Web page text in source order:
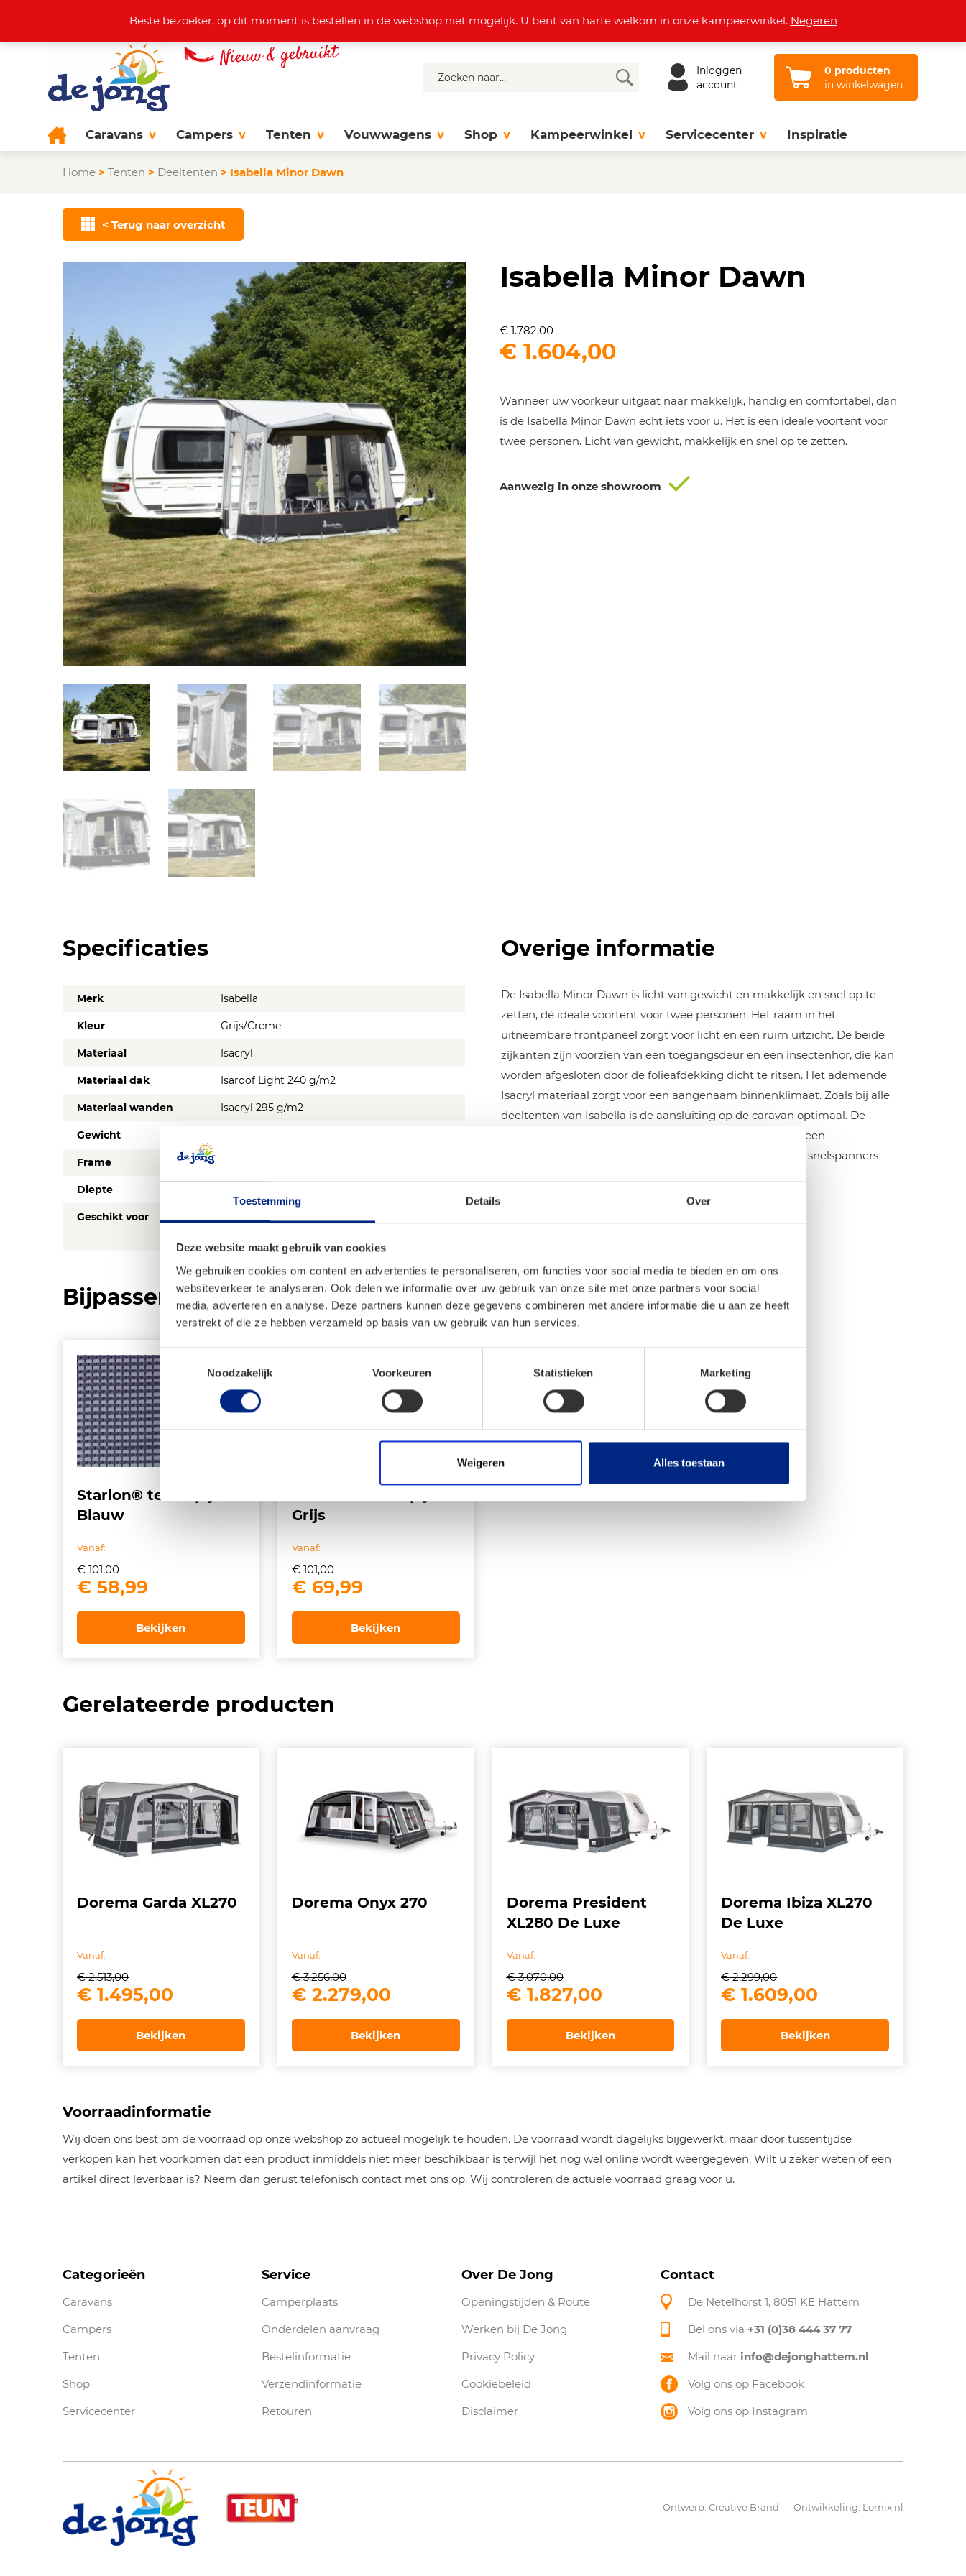
Toestemming Details Over
Deze website maakt gebruik van cookies
We gebruiken cookies om content en advertenties te personaliseren, om functies voor social media te bieden en om ons
websiteverkeer te analyseren. Ook delen we informatie over uw gebruik van onze site met onze partners voor social
media, adverteren en analyse. Deze partners kunnen deze gegevens combineren met andere informatie die u aan ze heeft
verstrekt of die ze hebben verzameld op basis van uw gebruik van hun services.
Toestemmingsselectie
Noodzakelijk
Voorkeuren Statistieken Marketing
Weigeren Alles toestaan
Actuele aanbod +31 (0)38 444 37 77 info@dejonghattem.nl Openingstijden Vacatures
Inloggen
account
0 producten
in winkelwagen
Caravans Campers Tenten Vouwwagens Shop Kampeerwinkel Servicecenter Inspiratie
Home > Tenten > Deeltenten > Isabella Minor Dawn
< Terug naar overzicht
Isabella Minor Dawn
€1.782,00
Oorspronkelijke
was:
€ 1.782,00.
€ 1.604,00Huidige
is:
€ 1.604,00.
Wanneer uw voorkeur uitgaat naar makkelijk, handig en comfortabel, dan
is de Isabella Minor Dawn echt iets voor u. Het is een ideale voortent voor
twee personen. Licht van gewicht, makkelijk en snel op te zetten.
Aanwezig in onze showroom
Specificaties
Merk Isabella
Kleur Grijs/Creme
Materiaal Isacryl
Materiaal dak Isaroof Light 240 g/m2
Materiaal wanden Isacryl 295 g/m2
Gewicht
Frame
Diepte
Geschikt voor
Overige informatie
De Isabella Minor Dawn is licht van gewicht en makkelijk en snel op te
zetten, dé ideale voortent voor twee personen. Het raam in het
uitneembare frontpaneel zorgt voor licht en een ruim uitzicht. De beide
zijkanten zijn voorzien van een toegangsdeur en een insectenhor, die kan
worden afgesloten door de folieafdekking dicht te ritsen. Het ademende
Isacryl materiaal zorgt voor een aangenaam binnenklimaat. Zoals bij alle
deeltenten van Isabella is de aansluiting op de caravan optimaal. De
Isabella Minor Dawn wordt standaard geleverd met met een
voorgemonteerd lichtgewicht CarbonX frame met IsaFix snelspanners
Bijpassende producten
Starlon® tenttapijt –
Blauw
Vanaf:
€101,00
Oorspronkelijke
€ 101,00.
€ 58,99
is:
€ 58,99.
Bekijken
Grijs
Vanaf:
€101,00
Oorspronkelijke
€ 101,00.
€ 69,99Huidige
is:
€ 69,99.
Bekijken
Gerelateerde producten
Dorema Garda XL270
Vanaf:
€2.513,00
Oorspronkelijke
€ 2.513,00.
€ 1.495,00
is:
€ 1.495,00.
Bekijken
Dorema Onyx 270
Vanaf:
€3.256,00
Oorspronkelijke
€ 3.256,00.
€ 2.279,00Huidige
is:
€ 2.279,00.
Bekijken
Dorema President
XL280 De Luxe
Vanaf:
€3.070,00
Oorspronkelijke
€ 3.070,00.
€ 1.827,00Huidige
is:
€ 1.827,00.
Bekijken
Dorema Ibiza XL270
De Luxe
Vanaf:
€2.299,00
Oorspronkelijke
€ 2.299,00.
€ 1.609,00
is:
€ 1.609,00.
Bekijken
Voorraadinformatie
Wij doen ons best om de voorraad op onze webshop zo actueel mogelijk te houden. De voorraad wordt dagelijks bijgewerkt, maar door tussentijdse
verkopen kan het voorkomen dat een product inmiddels niet meer beschikbaar is terwijl het nog wel online wordt weergegeven. Wilt u zeker weten of een
artikel direct leverbaar is? Neem dan gerust telefonisch contact met ons op. Wij controleren de actuele voorraad graag voor u.
Categorieën
Caravans
Campers
Tenten
Shop
Servicecenter
Service
Camperplaats
Onderdelen aanvraag
Bestelinformatie
Verzendinformatie
Retouren
Over De Jong
Openingstijden & Route
Werken bij De Jong
Privacy Policy
Cookiebeleid
Disclaimer
Contact
De Netelhorst 1, 8051 KE Hattem
Bel ons via +31 (0)38 444 37 77
Mail naar info@dejonghattem.nl
Volg ons op Facebook
Volg ons op Instagram
Ontwerp: Creative Brand Ontwikkeling: Lomix.nl
Beste bezoeker, op dit moment is bestellen in de webshop niet mogelijk. U bent van harte welkom in onze kampeerwinkel. Negeren